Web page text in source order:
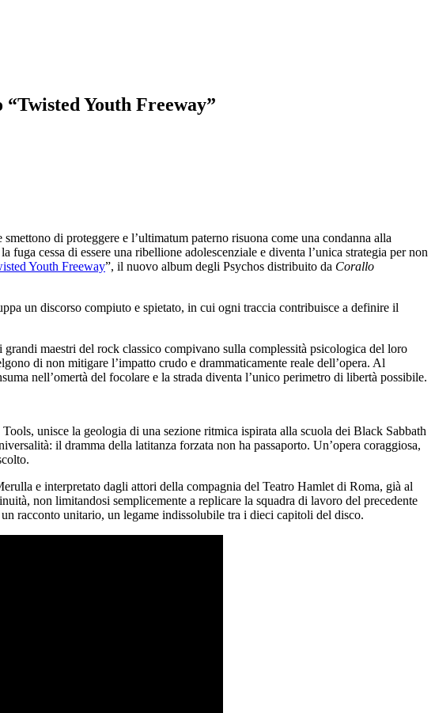
Youth Freeway”
di proteggere e l’ultimatum paterno risuona come una condanna alla
fuga cessa di essere una ribellione adolescenziale e diventa l’unica strategia per non
Youth Freeway”, il nuovo album degli Psychos distribuito da Corallo
un discorso compiuto e spietato, in cui ogni traccia contribuisce a definire il
maestri del rock classico compivano sulla complessità psicologica del loro
di non mitigare l’impatto crudo e drammaticamente reale dell’opera. Al
nell’omertà del focolare e la strada diventa l’unico perimetro di libertà possibile.
unisce la geologia di una sezione ritmica ispirata alla scuola dei Black Sabbath
il dramma della latitanza forzata non ha passaporto. Un’opera coraggiosa,
e interpretato dagli attori della compagnia del Teatro Hamlet di Roma, già al
non limitandosi semplicemente a replicare la squadra di lavoro del precedente
racconto unitario, un legame indissolubile tra i dieci capitoli del disco.